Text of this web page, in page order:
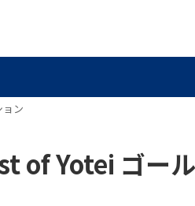
ン
of Yotei ゴー